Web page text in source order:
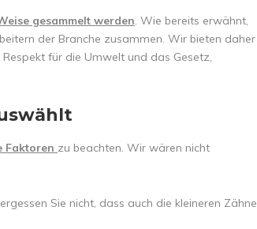
gesammelt werden. Wie bereits erwähnt,
der Branche zusammen. Wir bieten daher
für die Umwelt und das Gesetz,
Faktoren zu beachten. Wir wären nicht
Sie nicht, dass auch die kleineren Zähne